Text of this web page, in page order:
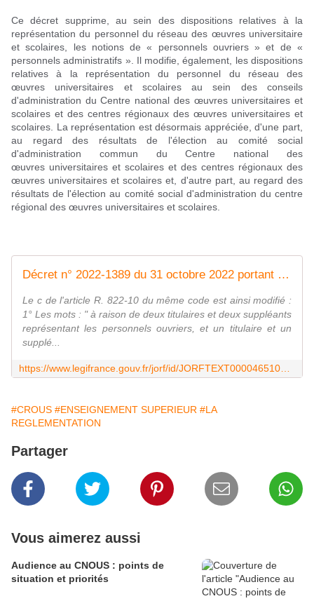
Ce décret supprime, au sein des dispositions relatives à la
représentation du personnel du réseau des œuvres universitaire
et scolaires, les notions de « personnels ouvriers » et de «
personnels administratifs ». Il modifie, également, les dispositions
relatives à la représentation du personnel du réseau des
œuvres universitaires et scolaires au sein des conseils
d'administration du Centre national des œuvres universitaires et
scolaires et des centres régionaux des œuvres universitaires et
scolaires. La représentation est désormais appréciée, d'une part,
au regard des résultats de l'élection au comité social
d'administration commun du Centre national des
œuvres universitaires et scolaires et des centres régionaux des
œuvres universitaires et scolaires et, d'autre part, au regard des
résultats de l'élection au comité social d'administration du centre
régional des œuvres universitaires et scolaires.
Décret n° 2022-1389 du 31 octobre 2022 portant modification des dispositions relatives à la représentation du personnel aux conseils d'administration du Centre national des œuvres universitaires et scolaires et des centres régionaux des œuvres universitaires et scolaires
Le c de l'article R. 822-10 du même code est ainsi modifié :
1° Les mots : " à raison de deux titulaires et deux suppléants
représentant les personnels ouvriers, et un titulaire et un
supplé...
#CROUS #ENSEIGNEMENT SUPERIEUR #LA
REGLEMENTATION
Partager
Vous aimerez aussi
Audience au CNOUS : points de
situation et priorités